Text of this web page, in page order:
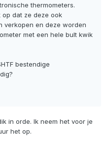
thermometers.
op dat ze deze ook
verkopen en deze worden
met een hele bult kwik
bestendige
in orde. Ik neem het voor je
het op.